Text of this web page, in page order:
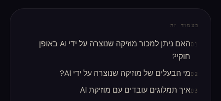
בעמוד זה
01
האם ניתן למכור מוזיקה שנוצרה על ידי AI באופן
חוקי?
02מי הבעלים של מוזיקה שנוצרה על ידי AI?
03איך תמלוגים עובדים עם מוזיקת AI